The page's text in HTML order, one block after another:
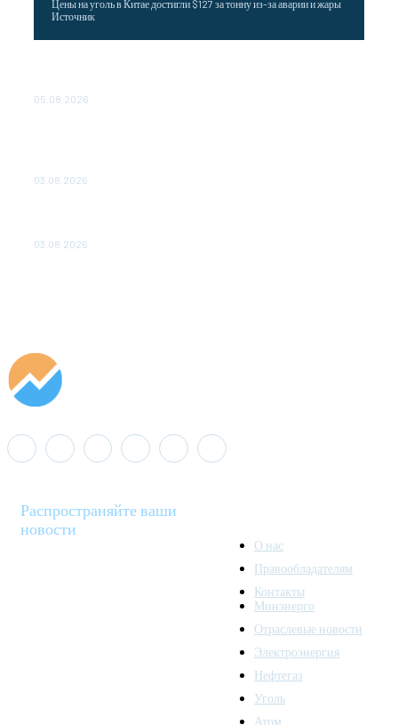
Цены на уголь в Китае достигли $127 за тонну из-за аварии и жары
Источник
05.08.2026
03.08.2026
03.08.2026
Распространяйте ваши
новости
О нас
Правообладателям
Контакты
Минэнерго
Отраслевые новости
Электроэнергия
Нефтегаз
Уголь
Атом